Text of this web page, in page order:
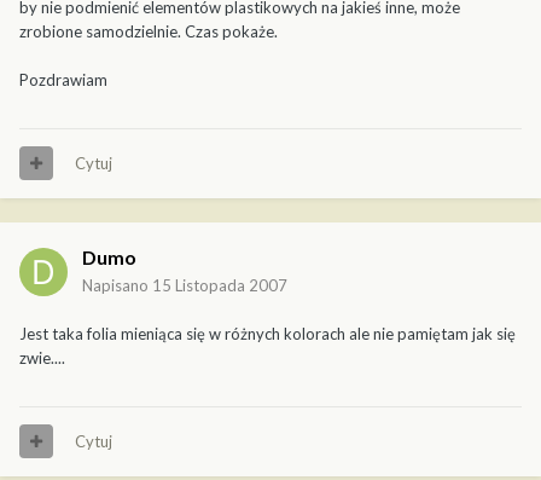
by nie podmienić elementów plastikowych na jakieś inne, może
zrobione samodzielnie. Czas pokaże.
Pozdrawiam
Cytuj
Dumo
Napisano 15 Listopada 2007
Jest taka folia mieniąca się w różnych kolorach ale nie pamiętam jak się
zwie....
Cytuj